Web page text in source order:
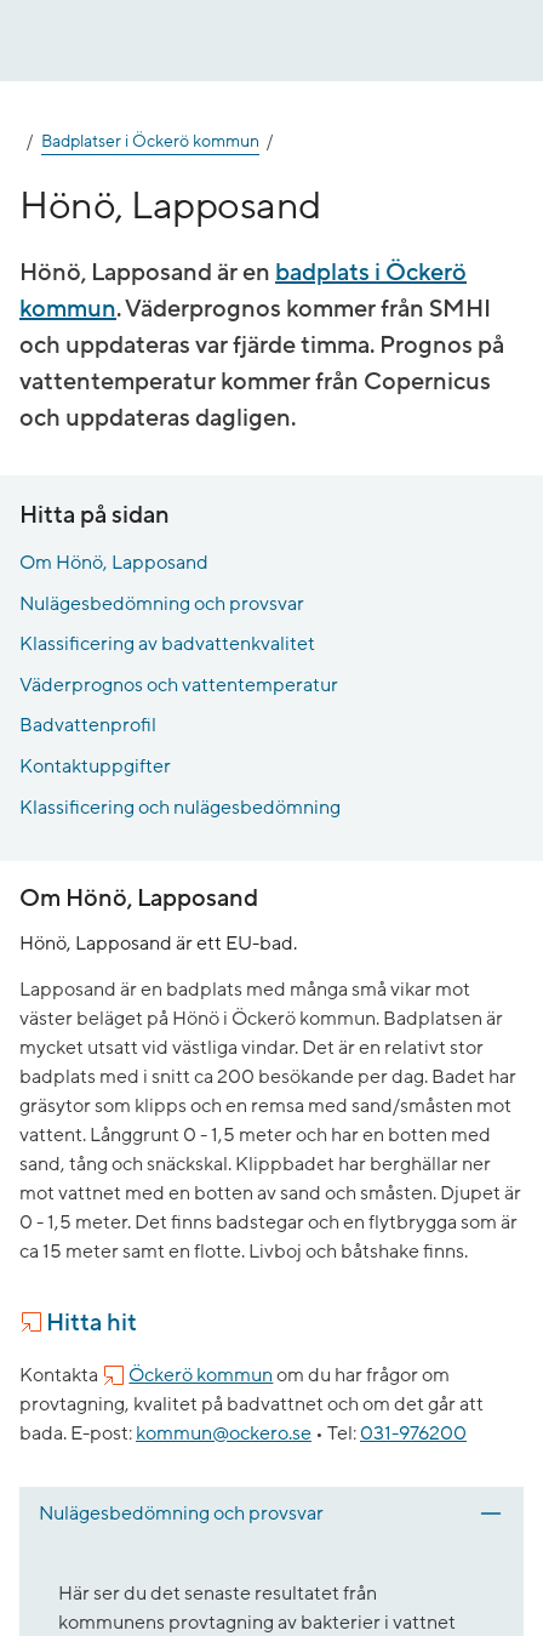
Badplatser i Öckerö kommun
Hönö, Lapposand
Hönö, Lapposand är en badplats i Öckerö
kommun. Väderprognos kommer från SMHI
och uppdateras var fjärde timma. Prognos på
vatten­temperatur kommer från Copernicus
och uppdateras dagligen.
Hitta på sidan
Om Hönö, Lapposand
Nulägesbedömning och provsvar
Klassificering av badvattenkvalitet
Väderprognos och vattentemperatur
Badvattenprofil
Kontaktuppgifter
Klassificering och nulägesbedömning
Om Hönö, Lapposand
Hönö, Lapposand är ett EU-bad.
Lapposand är en badplats med många små vikar mot
väster beläget på Hönö i Öckerö kommun. Badplatsen är
mycket utsatt vid västliga vindar. Det är en relativt stor
badplats med i snitt ca 200 besökande per dag. Badet har
gräsytor som klipps och en remsa med sand/småsten mot
vattent. Långgrunt 0 - 1,5 meter och har en botten med
sand, tång och snäckskal. Klippbadet har berghällar ner
mot vattnet med en botten av sand och småsten. Djupet är
0 - 1,5 meter. Det finns badstegar och en flytbrygga som är
ca 15 meter samt en flotte. Livboj och båtshake finns.
Hitta hit
Kontakta Öckerö kommun om du har frågor om
provtagning, kvalitet på badvattnet och om det går att
bada. E-post: kommun@ockero.se • Tel: 031-976200
Nulägesbedömning och provsvar
Här ser du det senaste resultatet från
kommunens provtagning av bakterier i vattnet